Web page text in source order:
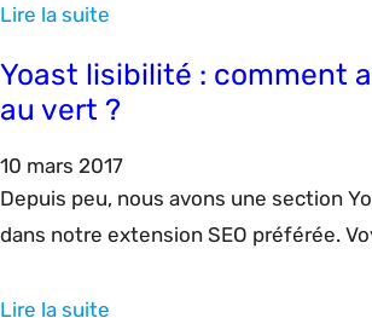
Lire la suite
Yoast lisibilité : comment
au vert ?
10 mars 2017
Depuis peu, nous avons une section
dans notre extension SEO préférée.
et pourquoi les satisfaire. Au début je
Lire la suite